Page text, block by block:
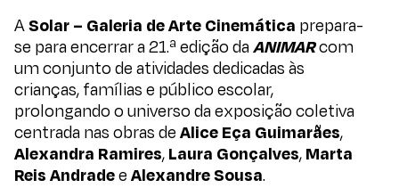
ASolar – Galeria de Arte Cinemática prepara-
se para encerrar a 21.ª edição daANIMARcom
um conjunto de atividades dedicadas às
crianças, famílias e público escolar,
prolongando o universo da exposição coletiva
centrada nas obras deAlice Eça Guimarães,
Alexandra Ramires,Laura Gonçalves,Marta
Reis AndradeeAlexandre Sousa.